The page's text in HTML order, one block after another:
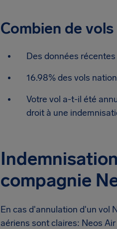
Combien de
Des données
16.98% des vols
Votre vol a-t-il été
droit à une
compagnie
En cas d'annulation d'un vol
aériens sont claires: Neos